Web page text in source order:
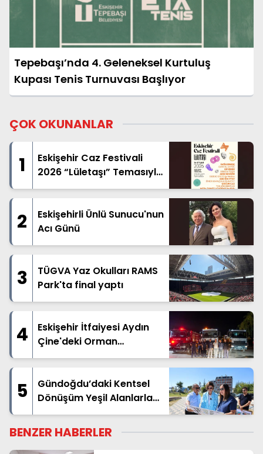
Tepebaşı’nda 4. Geleneksel Kurtuluş
Kupası Tenis Turnuvası Başlıyor
ÇOK OKUNANLAR
1
Eskişehir Caz Festivali
2026 “Lületaşı” Temasıyla
Geliyor
2
Eskişehirli Ünlü Sunucu'nun
Acı Günü
3
TÜGVA Yaz Okulları RAMS
Park'ta final yaptı
4
Eskişehir İtfaiyesi Aydın
Çine'deki Orman
Yangınına Destek İçin Yola
5
Gündoğdu’daki Kentsel
Dönüşüm Yeşil Alanlarla
Destekleniyor
BENZER HABERLER